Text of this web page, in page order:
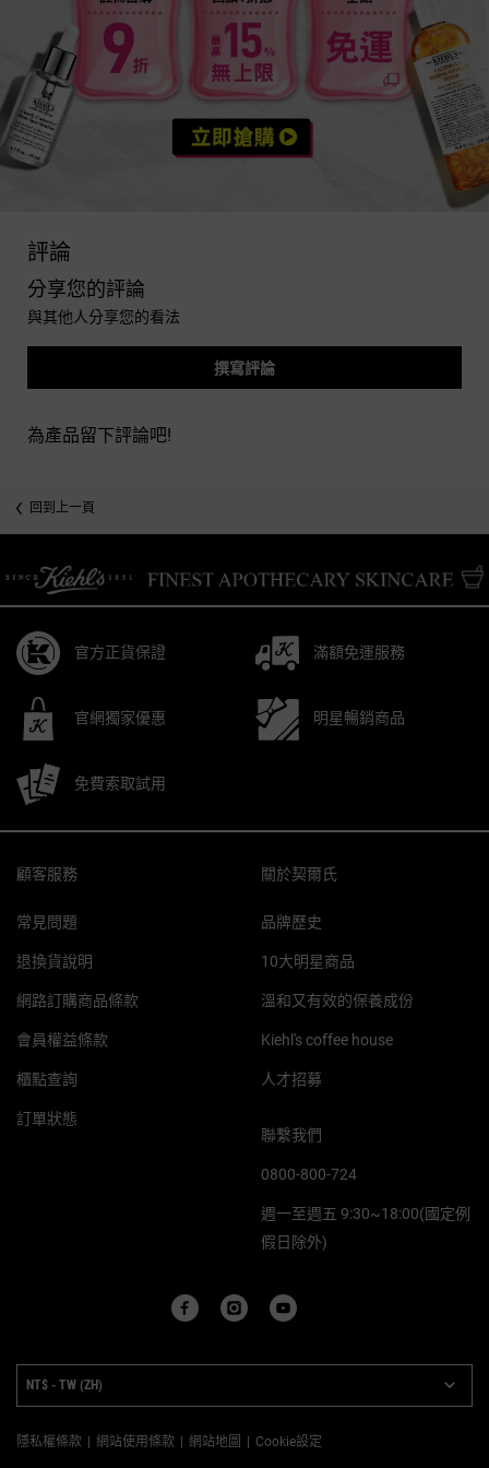
評論
分享您的評論
與其他人分享您的看法
撰寫評論
為產品留下評論吧!
回到上一頁
官方正貨保證 滿額免運服務
官網獨家優惠 明星暢銷商品
免費索取試用
顧客服務
常見問題
退換貨說明
網路訂購商品條款
會員權益條款
櫃點查詢
訂單狀態
關於契爾氏
品牌歷史
10大明星商品
溫和又有效的保養成份
Kiehl's coffee house
人才招募
聯繫我們
0800-800-724
週一至週五 9:30~18:00(國定例
假日除外)
NT$ - TW (ZH)
隱私權條款 網站使用條款 網站地圖 Cookie設定